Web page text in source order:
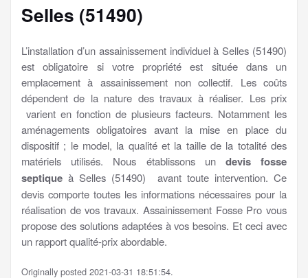
Selles (51490)
L’installation d’un assainissement individuel à Selles (51490)
est obligatoire si votre propriété est située dans un
emplacement à assainissement non collectif. Les coûts
dépendent de la nature des travaux à réaliser. Les prix
varient en fonction de plusieurs facteurs. Notamment les
aménagements obligatoires avant la mise en place du
dispositif ; le model, la qualité et la taille de la totalité des
matériels utilisés. Nous établissons un devis fosse
septique à Selles (51490) avant toute intervention. Ce
devis comporte toutes les informations nécessaires pour la
réalisation de vos travaux. Assainissement Fosse Pro vous
propose des solutions adaptées à vos besoins. Et ceci avec
un rapport qualité-prix abordable.
Originally posted 2021-03-31 18:51:54.